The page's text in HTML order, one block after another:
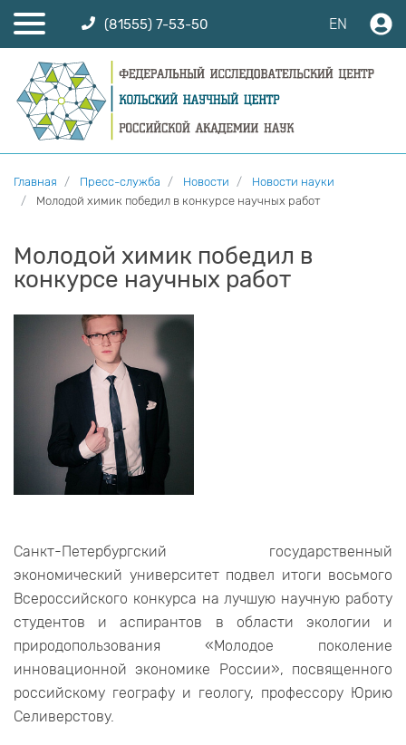
(81555) 7-53-50 EN
Главная Пресс-служба Новости
Новости науки
Молодой химик победил в конкурсе научных работ
Молодой химик победил в
конкурсе научных работ
Санкт-Петербургский государственный
экономический университет подвел итоги восьмого
Всероссийского конкурса на лучшую научную работу
студентов и аспирантов в области экологии и
природопользования «Молодое поколение
инновационной экономике России», посвященного
российскому географу и геологу, профессору Юрию
Селиверстову.